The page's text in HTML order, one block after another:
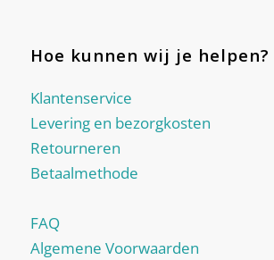
Hoe kunnen wij je helpen?
Klantenservice
Levering en bezorgkosten
Retourneren
Betaalmethode
FAQ
Algemene Voorwaarden